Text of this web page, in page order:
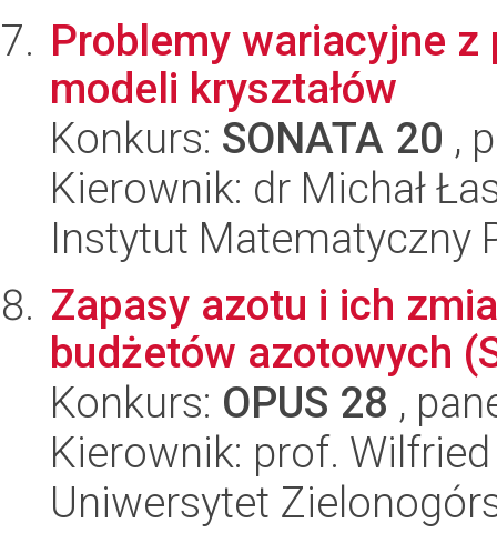
Problemy wariacyjne
modeli kryształów
Konkurs: SONATA 20 ,
Kierownik: dr Michał
Instytut Matematyczny
Zapasy azotu i ich
budżetów azotowych
Konkurs: OPUS 28 ,
Kierownik: prof.
Uniwersytet